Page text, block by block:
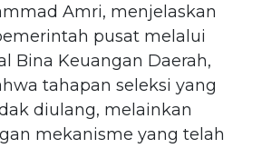
Amri, menjelaskan
pusat melalui
Bina Keuangan Daerah,
tahapan seleksi yang
diulang, melainkan
mekanisme yang telah